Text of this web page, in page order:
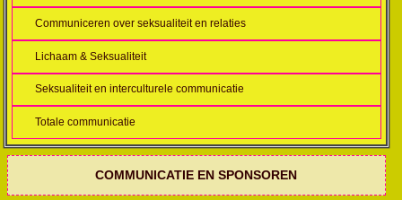
Communiceren over seksualiteit en relaties
Lichaam & Seksualiteit
Seksualiteit en interculturele communicatie
Totale communicatie
COMMUNICATIE EN SPONSOREN